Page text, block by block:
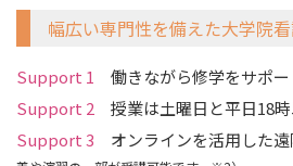
幅広い専門性を備えた大学院
Support 1 働きながら修学をサポー
Support 2 授業は土曜日と平日18
Support 3 オンラインを活用した